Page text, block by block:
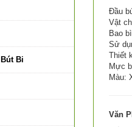
Bi
Đầu
Vật
Bao
Sử
Thiết
Mực
Màu:
Văn